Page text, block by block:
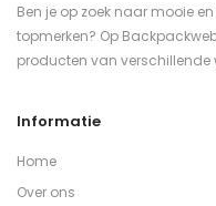
Ben je op zoek naar mooie
topmerken? Op
producten van verschillende
Informatie
Home
Over ons